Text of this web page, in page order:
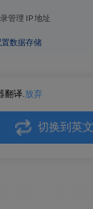
翻译.放弃
切换到英文
管理 IP 地址
数据存储